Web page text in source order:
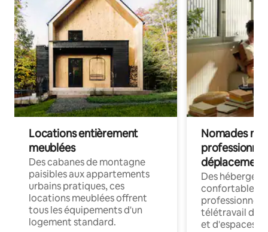
Locations entièrement
meublées
Des cabanes de montagne
paisibles aux appartements
urbains pratiques, ces
locations meublées offrent
tous les équipements d'un
logement standard.
Nomades
déplacement
Des
confortables
professionnels
télétravail
et d'espaces